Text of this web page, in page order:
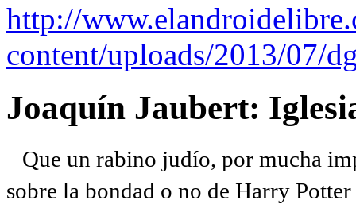
http://
content/uploads/2013/07/
Joaquín Jaubert:
Que un rabino judío, por mucha
sobre la bondad o no de Harry